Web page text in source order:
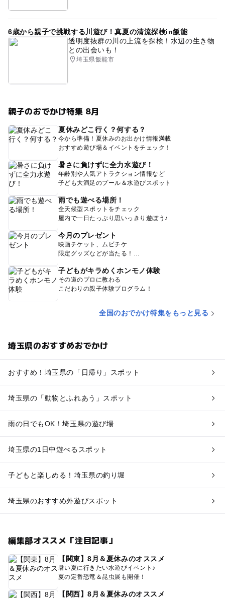
6歳から親子で挑戦する川遊び！真夏の清流探検in飯能
透明度抜群の川の上流を探検！水辺の生き物
との出会いも！
埼玉県飯能市
親子のおでかけ特集 8月
夏休みどこ行く？何する？
今から準備！夏休みのお出かけ情報満載
おすすめ遊び場＆イベントをチェック！
暑さに負けずに全力水遊び！
年齢別や人気アトラクション情報など
子ども大満足のプール＆水遊びスポット
雨でも遊べる場所！
全天候型スポットをチェック
屋内で一日たっぷり思いっきり遊ぼう♪
今月のプレゼント
映画チケット、ムビチケ
限定グッズなどが当たる！
子どもがキラめくホンモノ体験
その道のプロに教わる
こだわりの親子体験プログラム！
全国のおでかけ特集をもっと見る
埼玉県のおすすめおでかけ
おすすめ！埼玉県の「日帰り」スポット
埼玉県の「動物とふれあう」スポット
雨の日でもOK！埼玉県の遊び場
埼玉県の1日中遊べるスポット
子どもと楽しめる！埼玉県の釣り堀
埼玉県のおすすめ外遊びスポット
編集部オススメ「注目記事」
【関東】8月＆夏休みのオススメ
暑い夏に行きたい水遊びイベント♪
夏の定番恐竜＆昆虫展も開催！
【関西】8月＆夏休みのオススメ